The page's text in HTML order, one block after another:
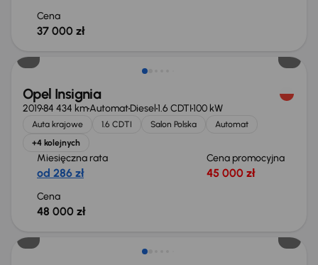
Cena
37 000 zł
Opel Insignia
201984 434 kmAutomatDiesel1.6 CDTI100 kW
Auta krajowe 1.6 CDTI Salon Polska
Automat
+4 kolejnych
Miesięczna rata
od 286 zł
Cena promocyjna
45 000 zł
Cena
48 000 zł